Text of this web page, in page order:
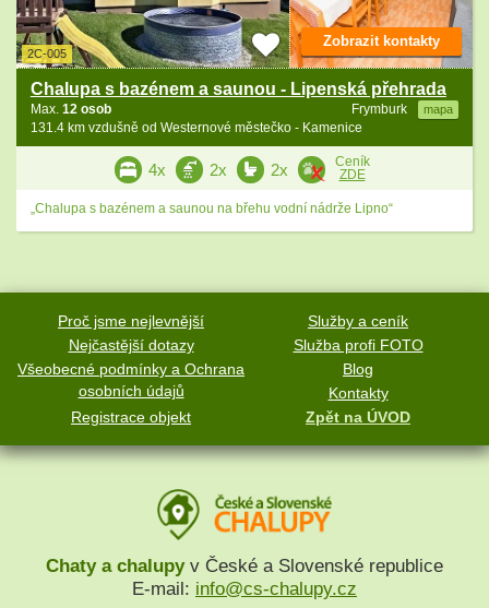
2C-005
Chalupa s bazénem a saunou - Lipenská přehrada
Frymburk mapa
Max. 12 osob
131.4 km vzdušně od Westernové městečko - Kamenice
Zobrazit kontakty
4x 2x 2x
Ceník
ZDE
„Chalupa s bazénem a saunou na břehu vodní nádrže Lipno“
Proč jsme nejlevnější
Služby a ceník
Nejčastější dotazy
Služba profi FOTO
Všeobecné podmínky a Ochrana
osobních údajů
Blog
Kontakty
Registrace objekt
Zpět na ÚVOD
Chaty a chalupyv České a Slovenské republice
E-mail: info@cs-chalupy.cz